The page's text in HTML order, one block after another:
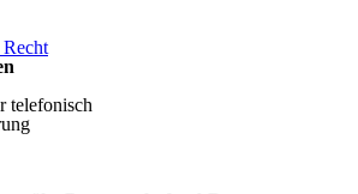
telefonisch